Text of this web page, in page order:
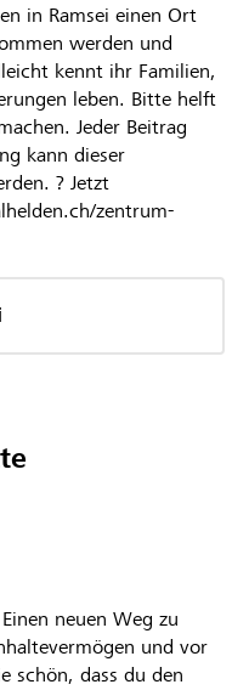
in Ramsei einen Ort
werden und
kennt ihr Familien,
leben. Bitte helft
Jeder Beitrag
kann dieser
? Jetzt
zentrum-
neuen Weg zu
und vor
schön, dass du den